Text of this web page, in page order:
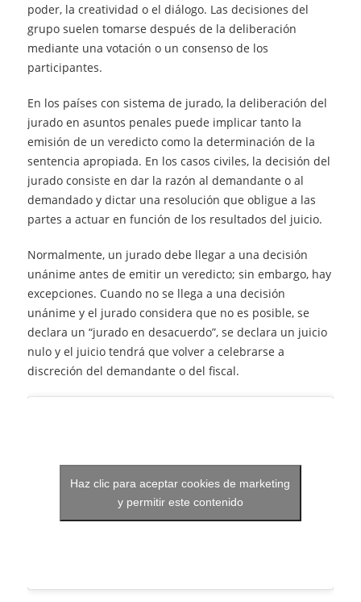
poder, la creatividad o el diálogo. Las decisiones del
grupo suelen tomarse después de la deliberación
mediante una votación o un consenso de los
participantes.
En los países con sistema de jurado, la deliberación del
jurado en asuntos penales puede implicar tanto la
emisión de un veredicto como la determinación de la
sentencia apropiada. En los casos civiles, la decisión del
jurado consiste en dar la razón al demandante o al
demandado y dictar una resolución que obligue a las
partes a actuar en función de los resultados del juicio.
Normalmente, un jurado debe llegar a una decisión
unánime antes de emitir un veredicto; sin embargo, hay
excepciones. Cuando no se llega a una decisión
unánime y el jurado considera que no es posible, se
declara un “jurado en desacuerdo”, se declara un juicio
nulo y el juicio tendrá que volver a celebrarse a
discreción del demandante o del fiscal.
Haz clic para aceptar cookies de marketing
y permitir este contenido